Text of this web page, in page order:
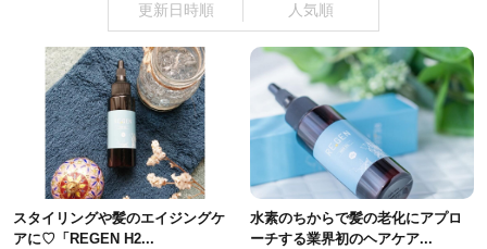
更新日時順 人気順
スタイリングや髪のエイジングケ
アに♡「REGEN H2...
水素のちからで髪の老化にアプロ
ーチする業界初のヘアケア...